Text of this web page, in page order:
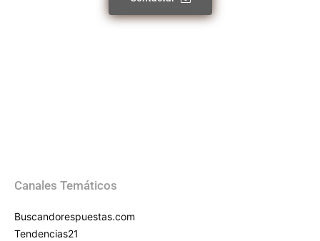
Canales Temáticos
Buscandorespuestas.com
Tendencias21